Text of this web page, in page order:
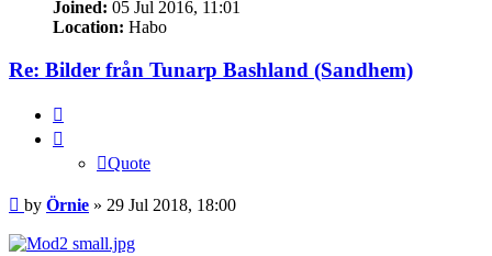
Joined: 05 Jul 2016, 11:01
Location: Habo
Re: Bilder från Tunarp Bashland (Sandhem)
Quote
Post
by Örnie » 29 Jul 2018, 18:00